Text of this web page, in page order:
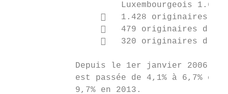
Luxembourgeois
   1.428 originaires
   479 originaires
   320 originaires
Depuis le 1er janvier 2006,
est passée de 4,1% à 6,7% en
             9,7% en 2013.